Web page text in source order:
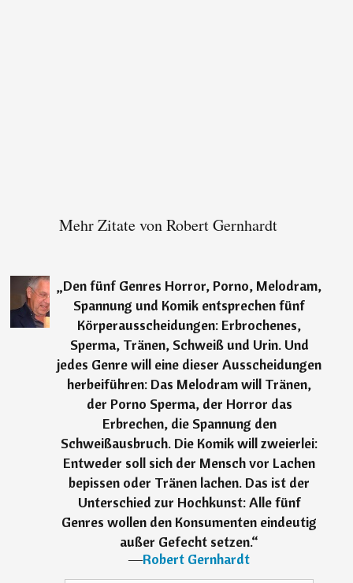
Mehr Zitate von Robert Gernhardt
„Den fünf Genres Horror, Porno, Melodram,
Spannung und Komik entsprechen fünf
Körperausscheidungen: Erbrochenes,
Sperma, Tränen, Schweiß und Urin. Und
jedes Genre will eine dieser Ausscheidungen
herbeiführen: Das Melodram will Tränen,
der Porno Sperma, der Horror das
Erbrechen, die Spannung den
Schweißausbruch. Die Komik will zweierlei:
Entweder soll sich der Mensch vor Lachen
bepissen oder Tränen lachen. Das ist der
Unterschied zur Hochkunst: Alle fünf
Genres wollen den Konsumenten eindeutig
außer Gefecht setzen.“
―Robert Gernhardt